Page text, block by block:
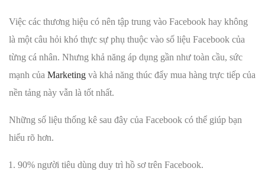
Việc các thương hiệu có nên tập trung vào Facebook hay không
là một câu hỏi khó thực sự phụ thuộc vào số liệu Facebook của
từng cá nhân. Nhưng khả năng áp dụng gần như toàn cầu, sức
mạnh của Marketing và khả năng thúc đẩy mua hàng trực tiếp của
nền tảng này vẫn là tốt nhất.
Những số liệu thống kê sau đây của Facebook có thể giúp bạn
hiểu rõ hơn.
90% người tiêu dùng duy trì hồ sơ trên Facebook.